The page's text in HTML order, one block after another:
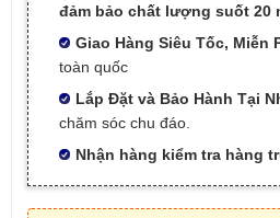
đảm bảo chất lượng suốt 20
Giao Hàng Siêu Tốc, Miễn
toàn quốc
Lắp Đặt và Bảo Hành Tại
chăm sóc chu đáo.
Nhận hàng kiểm tra hàng